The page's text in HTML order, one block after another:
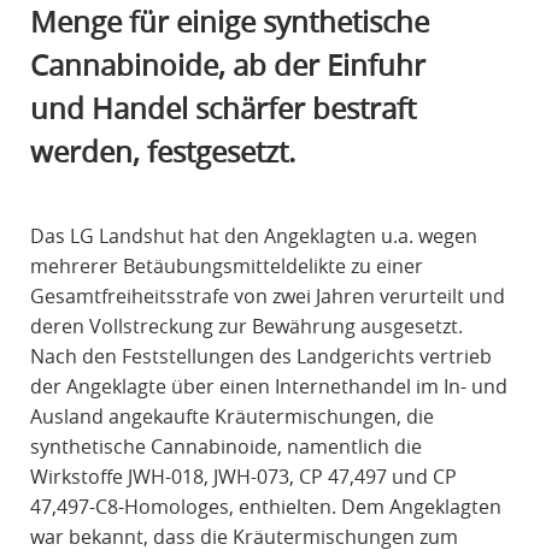
Menge für einige synthetische
Cannabinoide, ab der Einfuhr
und Handel schärfer bestraft
werden, festgesetzt.
Das LG Landshut hat den Angeklagten u.a. wegen
mehrerer Betäubungsmitteldelikte zu einer
Gesamtfreiheitsstrafe von zwei Jahren verurteilt und
deren Vollstreckung zur Bewährung ausgesetzt.
Nach den Feststellungen des Landgerichts vertrieb
der Angeklagte über einen Internethandel im In- und
Ausland angekaufte Kräutermischungen, die
synthetische Cannabinoide, namentlich die
Wirkstoffe JWH-018, JWH-073, CP 47,497 und CP
47,497-C8-Homologes, enthielten. Dem Angeklagten
war bekannt, dass die Kräutermischungen zum